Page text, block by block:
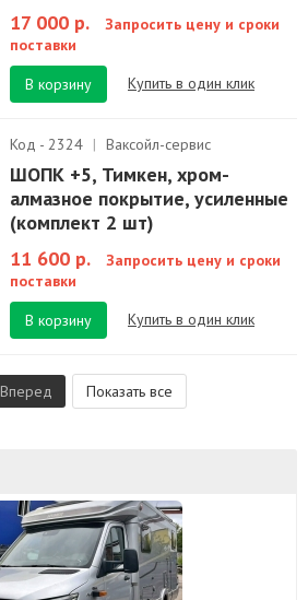
17 000 р.
Запросить цену и сроки
поставки
В корзину
Купить в один клик
Код - 2324 | Ваксойл-сервис
ШОПК +5, Тимкен, хром-
алмазное покрытие, усиленные
(комплект 2 шт)
11 600 р.
Запросить цену и сроки
поставки
В корзину
Купить в один клик
Вперед Показать все